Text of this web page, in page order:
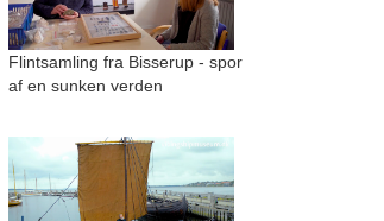
Flintsamling fra Bisserup - spor
af en sunken verden